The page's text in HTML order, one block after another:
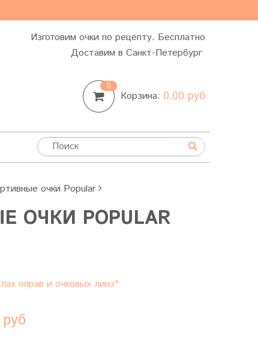
Изготовим очки по рецепту. Бесплатно
Доставим в Санкт-Петербург
0
Корзина: 0.00 руб
очки Popular
POPULAR
оправ и очковых линз"